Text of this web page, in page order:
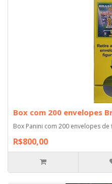
Box com 200 envelopes
Box Panini com 200 envelopes
R$800,00